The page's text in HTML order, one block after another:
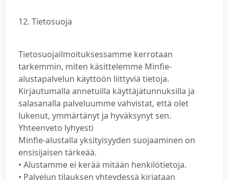
12. Tietosuoja
Tietosuojailmoituksessamme kerrotaan
tarkemmin, miten käsittelemme Minfie-
alustapalvelun käyttöön liittyviä tietoja.
Kirjautumalla annetuilla käyttäjätunnuksilla ja
salasanalla palveluumme vahvistat, että olet
lukenut, ymmärtänyt ja hyväksynyt sen.
Yhteenveto lyhyesti
Minfie-alustalla yksityisyyden suojaaminen on
ensisijaisen tärkeää.
• Alustamme ei kerää mitään henkilötietoja.
• Palvelun tilauksen yhteydessä kirjataan